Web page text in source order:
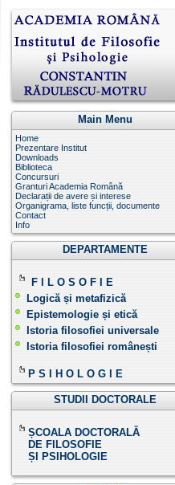
Main Menu
Home
Prezentare Institut
Downloads
Biblioteca
Concursuri
Granturi Academia Română
Declarații de avere și interese
Organigrama, liste funcții, documente
Contact
Info
DEPARTAMENTE
F I L O S O F I E
Logică și metafizică
Epistemologie și etică
Istoria filosofiei universale
Istoria filosofiei românești
P S I H O L O G I E
STUDII DOCTORALE
ȘCOALA DOCTORALĂ
DE FILOSOFIE
ȘI PSIHOLOGIE